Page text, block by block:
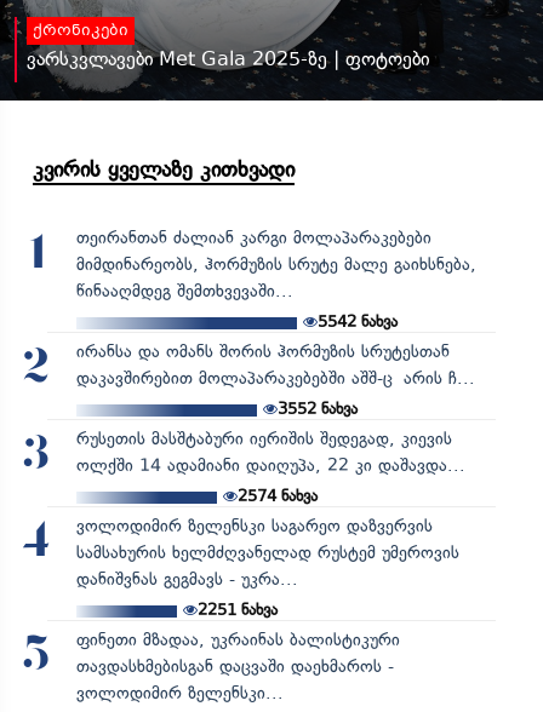
ქრონიკები
ვარსკვლავები Met Gala 2025-ზე | ფოტოები
კვირის ყველაზე კითხვადი
1
თეირანთან ძალიან კარგი მოლაპარაკებები
მიმდინარეობს, ჰორმუზის სრუტე მალე გაიხსნება,
წინააღმდეგ შემთხვევაში...
5542 ნახვა
2
ირანსა და ომანს შორის ჰორმუზის სრუტესთან
დაკავშირებით მოლაპარაკებებში აშშ-ც არის ჩ...
3552ნახვა
3
რუსეთის მასშტაბური იერიშის შედეგად, კიევის
ოლქში 14 ადამიანი დაიღუპა, 22 კი დაშავდა...
2574ნახვა
4
ვოლოდიმირ ზელენსკი საგარეო დაზვერვის
სამსახურის ხელმძღვანელად რუსტემ უმეროვის
დანიშვნას გეგმავს - უკრა...
2251ნახვა
5
ფინეთი მზადაა, უკრაინას ბალისტიკური
თავდასხმებისგან დაცვაში დაეხმაროს -
ვოლოდიმირ ზელენსკი...